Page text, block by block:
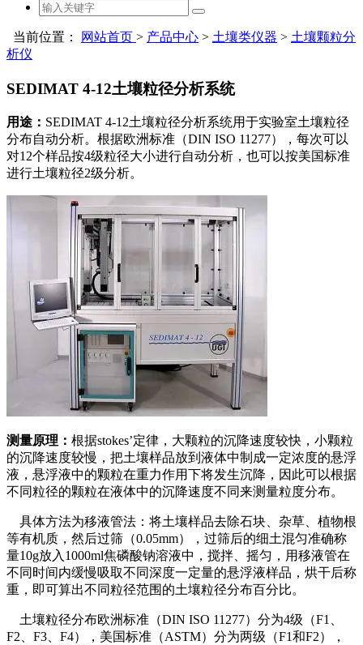
当前位置： 网站首页 > 产品中心 > 土壤类仪器 > 土壤颗粒分
析仪
SEDIMAT 4-12土壤粒径分析系统
用途： SEDIMAT 4-12土壤粒径分析系统用于实验室土壤粒径
分布自动分析。根据欧洲标准（DIN ISO 11277），每次可以
对12个样品按4级粒径大小进行自动分析，也可以按美国标准
进行土壤粒径2级分析。
测量原理： 根据stokes’定律，大颗粒的沉降速度较快，小颗粒
的沉降速度较慢，把土壤样品放到液体中制成一定浓度的悬浮
液，悬浮液中的颗粒在重力作用下将发生沉降，因此可以根据
不同粒径的颗粒在液体中的沉降速度不同来测量粒度分布。
具体方法为移液管法：将土壤样品去除石块、杂草、植物根
等有机质，然后过筛（0.05mm），过筛后的细土混匀准确称
量10g放入1000ml焦磷酸钠溶液中，搅拌、摇匀，用移液管在
不同时间内缓慢吸取不同深度一定量的悬浮液样品，烘干后称
重，即可算出不同粒径范围的土壤粒径分布百分比。
土壤粒径分布欧洲标准（DIN ISO 11277）分为4级（F1、
F2、F3、F4），美国标准（ASTM）分为两级（F1和F2），